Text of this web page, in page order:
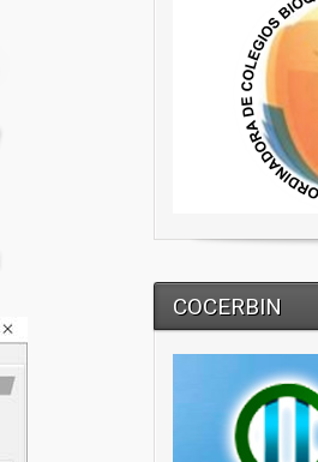
COCERBIN